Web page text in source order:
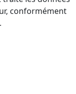
conformément
.